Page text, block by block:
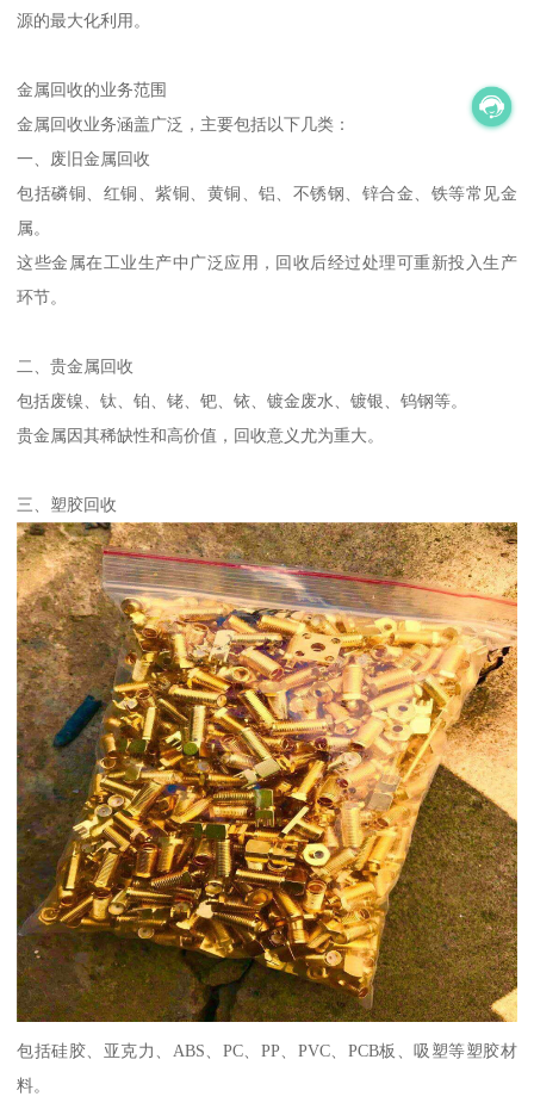
源的最大化利用。
金属回收的业务范围
金属回收业务涵盖广泛，主要包括以下几类：
一、废旧金属回收
包括磷铜、红铜、紫铜、黄铜、铝、不锈钢、锌合金、铁等常见金
属。
这些金属在工业生产中广泛应用，回收后经过处理可重新投入生产
环节。
二、贵金属回收
包括废镍、钛、铂、铑、钯、铱、镀金废水、镀银、钨钢等。
贵金属因其稀缺性和高价值，回收意义尤为重大。
三、塑胶回收
包括硅胶、亚克力、ABS、PC、PP、PVC、PCB板、吸塑等塑胶材
料。